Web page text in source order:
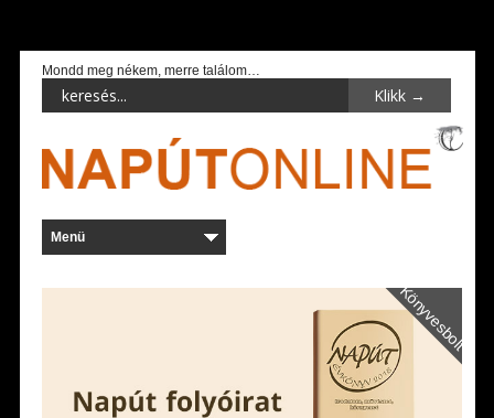
Mondd meg nékem, merre találom…
Könyvesbolt